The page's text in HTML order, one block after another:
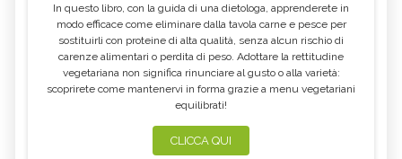
In questo libro, con la guida di una dietologa, apprenderete in
modo efficace come eliminare dalla tavola carne e pesce per
sostituirli con proteine di alta qualità, senza alcun rischio di
carenze alimentari o perdita di peso. Adottare la rettitudine
vegetariana non significa rinunciare al gusto o alla varietà:
scoprirete come mantenervi in forma grazie a menu vegetariani
equilibrati!
CLICCA QUI